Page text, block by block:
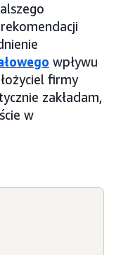
wpływu
firmy
zakładam,
w